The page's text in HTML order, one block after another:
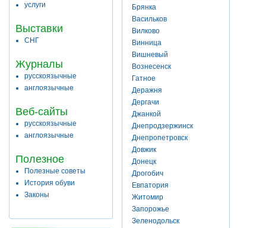
услуги
Выставки
СНГ
Журналы
русскоязычные
англоязычные
Веб-сайты
русскоязычные
англоязычные
Полезное
Полезные советы
История обуви
Законы
Брянка
Васильков
Вилково
Винница
Вишневый
Вознесенск
Гатное
Деражня
Дергачи
Джанкой
Днепродзержинск
Днепропетровск
Довжик
Донецк
Дрогобич
Евпатория
Житомир
Запорожье
Зеленодольск